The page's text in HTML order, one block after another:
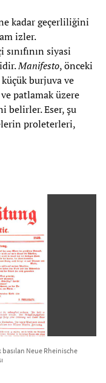
kadar geçerliliğini
izler.
siyasi
Manifesto, önceki
burjuva ve
patlamak üzere
belirler. Eser, şu
proleterleri,
basılan Neue Rheinische